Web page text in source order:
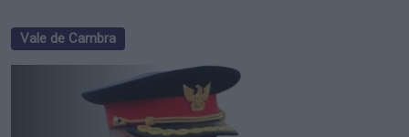
Vale de Cambra